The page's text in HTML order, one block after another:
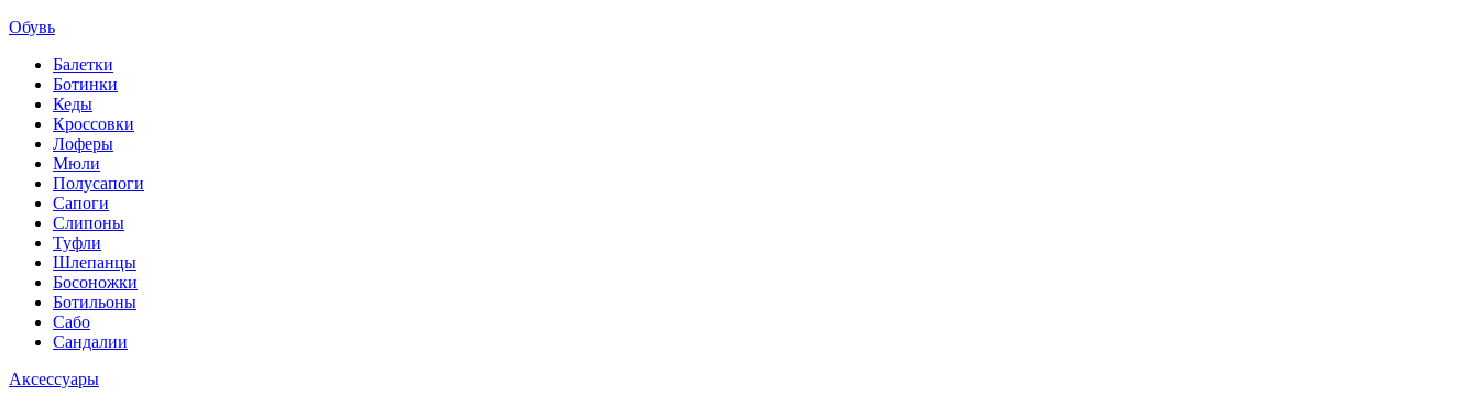
Обувь
Балетки
Ботинки
Кеды
Кроссовки
Лоферы
Мюли
Полусапоги
Сапоги
Слипоны
Туфли
Шлепанцы
Босоножки
Ботильоны
Сабо
Сандалии
Аксессуары